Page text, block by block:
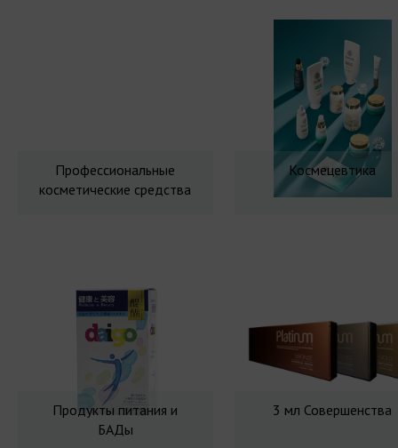
Профессиональные
косметические средства
Космецевтика
Продукты питания и
БАДы
3 мл Совершенства